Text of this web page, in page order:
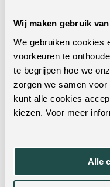
Wij maken gebruik
We gebruiken cookies
voorkeuren te
te begrijpen hoe we
zorgen we samen
kunt alle cookies
kiezen. Voor meer
Alle
Verstelbare
hoofdsteun:
Levertijd:
Montage:
Wil je dit
Je kunt dit product
bekijken. Met